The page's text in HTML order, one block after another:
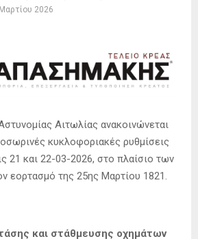
2026
Αιτωλίας ανακοινώνεται
κυκλοφοριακές ρυθμίσεις
21 και 22-03-2026, στο πλαίσιο των
εορτασμό της 25ης Μαρτίου 1821.
και στάθμευσης οχημάτων